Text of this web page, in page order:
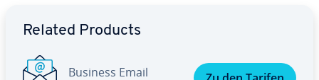
Related Products
Business Email